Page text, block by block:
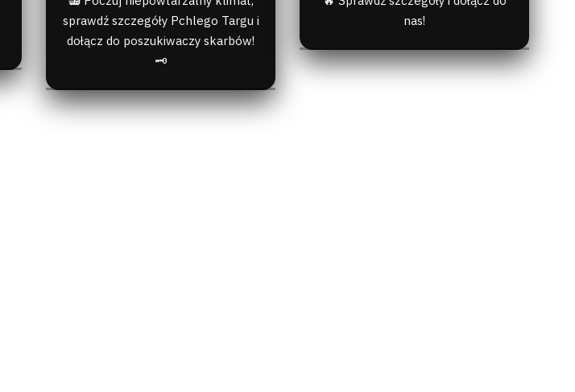
sprawdź szczegóły Pchlego Targu i
dołącz do poszukiwaczy skarbów!
🗝️
nas!